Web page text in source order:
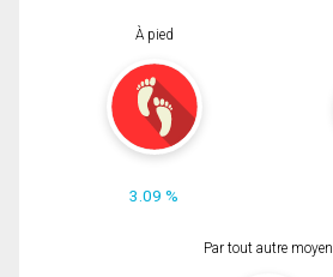
À pied
3.09 %
Par tout autre moyen